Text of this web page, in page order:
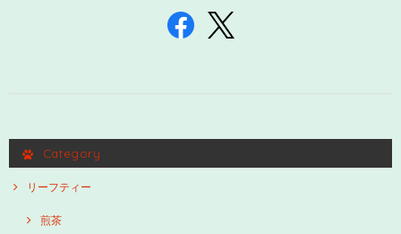
Category
リーフティー
煎茶